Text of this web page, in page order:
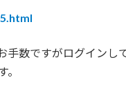
数ですがログインし